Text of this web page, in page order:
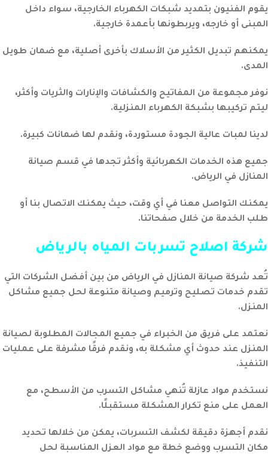
يقوم الفنيون بتمديد شبكات الكهرباء الخارجية، سواء داخل
المبنى أو خارجه، ويربطونها بأعمدة خارجية.
يمكنهم تبديل الكثير من الأسلاك بأخرى أصلية، مع ضمان طويل
المدى.
نوفر مجموعة من المفاتيح والكشافات والإنارات والثريات وأكثر،
ليتم تركيبها بشبكة الكهرباء المنزلية.
لدينا لمبات عالية الجودة مستوردة، ونقدم لها ضمانات كبيرة.
جميع هذه الخدمات الكهربائية وأكثر تجدها في قسم صيانة
المنازل في الرياض.
يمكنك التواصل معنا في أي وقت، حيث يمكنك الاتصال بنا أو
طلب الخدمة من خلال صفحاتنا.
شركة اصلاح تسربات المياه بالرياض
تُعد شركة صيانة المنازل في الرياض من بين أفضل الشركات التي
تقدم خدمات تصليح وترميم وصيانة متنوعة لحل جميع مشاكل
المنزل.
نعتمد على فريق من الخبراء في جميع المجالات المطلوبة لصيانة
المنزل عند حدوث أي مشكلة به، ونقدم فرقًا مشرفة على عمليات
التنفيذ.
نستخدم مواد عازلة تُنهي مشاكل التسرب من الأسطح، مع
العمل على منع تكرار المشكلة مستقبلًا.
نقدم أجهزة دقيقة لكشف التسربات، يمكن من خلالها تحديد
مكان التسرب ووضع خطة مع مواد العزل المناسبة لحل